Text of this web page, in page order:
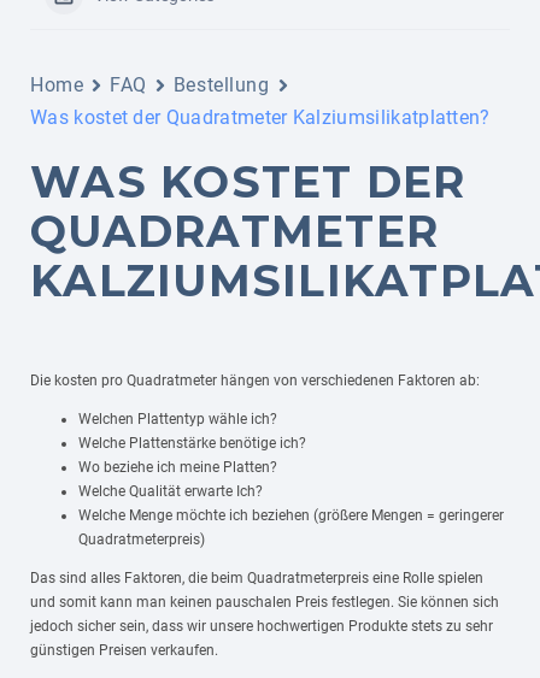
Home FAQ
Bestellung
Was kostet der Quadratmeter Kalziumsilikatplatten?
WAS KOSTET DER
QUADRATMETER
Die kosten pro Quadratmeter hängen von verschiedenen Faktoren ab:
Welchen Plattentyp wähle ich?
Welche Plattenstärke benötige ich?
Wo beziehe ich meine Platten?
Welche Qualität erwarte Ich?
Welche Menge möchte ich beziehen (größere Mengen = geringerer
Quadratmeterpreis)
Das sind alles Faktoren, die beim Quadratmeterpreis eine Rolle spielen
und somit kann man keinen pauschalen Preis festlegen. Sie können sich
jedoch sicher sein, dass wir unsere hochwertigen Produkte stets zu sehr
günstigen Preisen verkaufen.